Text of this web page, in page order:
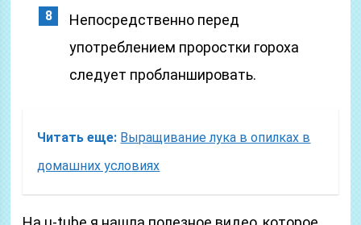
Непосредственно перед
употреблением проростки гороха
следует пробланшировать.
Читать еще: Выращивание лука в опилках в
домашних условиях